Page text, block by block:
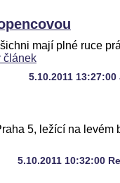
mají plné ruce
článek
5.10.2011 13:27:00
5, ležící na levém
5.10.2011 10:32:00